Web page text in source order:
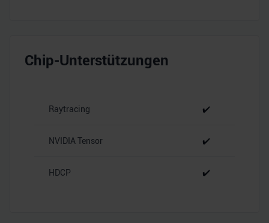
Chip-Unterstützungen
Raytracing ✔️
NVIDIA Tensor ✔️
HDCP ✔️